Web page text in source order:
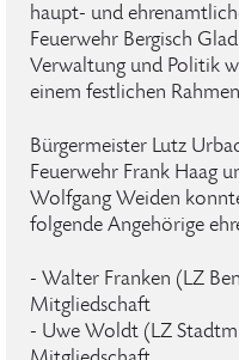
haupt- und
Feuerwehr Bergisch
Verwaltung und Politik
einem festlichen
Bürgermeister Lutz
Feuerwehr Frank Haag
Wolfgang Weiden
folgende Angehörige
- Walter Franken (LZ
Mitgliedschaft
- Uwe Woldt (LZ